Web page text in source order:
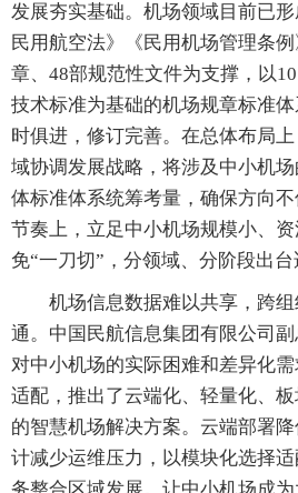
发展夯实基础。机场领域目前已
民用航空法》《民用机场管理条
章、48部规范性文件为支撑，以
技术标准为基础的机场规章标准
时俱进，修订完善。在总体布局
域协调发展战略，将涉及中小机
体标准体系统筹考量，确保方向
节奏上，立足中小机场规模小、
免“一刀切”，分领域、分阶段出台
机场信息数据难以共享，跨
通。中国民航信息集团有限公司
对中小机场的实际困难和差异化
适配，推出了云端化、轻量化、
的智慧机场解决方案。云端部署
计减少运维压力，以模块化选择